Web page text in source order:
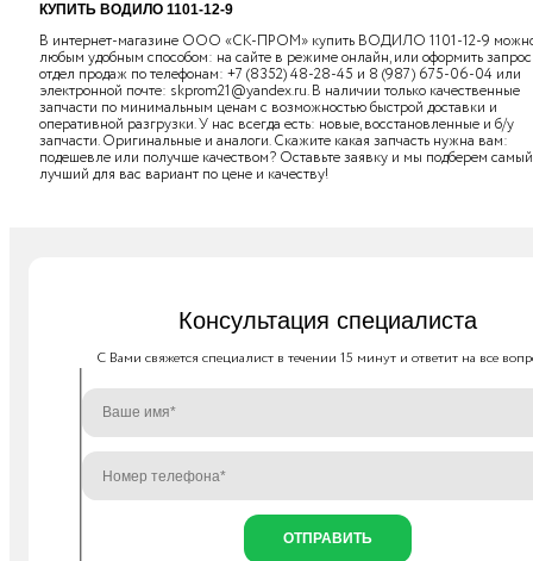
КУПИТЬ ВОДИЛО 1101-12-9
В интернет-магазине ООО «СК-ПРОМ» купить ВОДИЛО 1101-12-9
любым удобным способом: на сайте в режиме онлайн, или оформить
отдел продаж по телефонам: +7 (8352) 48-28-45 и 8 (987) 675-06-04 или
электронной почте: skprom21@yandex.ru. В наличии только качественные
запчасти по минимальным ценам с возможностью быстрой доставки и
оперативной разгрузки. У нас всегда есть: новые, восстановленные и б/у
запчасти. Оригинальные и аналоги. Скажите какая запчасть нужна вам:
подешевле или получше качеством? Оставьте заявку и мы подберем самый
лучший для вас вариант по цене и качеству!
Консультация специалиста
C Вами свяжется специалист в течении 15 минут и ответит на все
ОТПРАВИТЬ